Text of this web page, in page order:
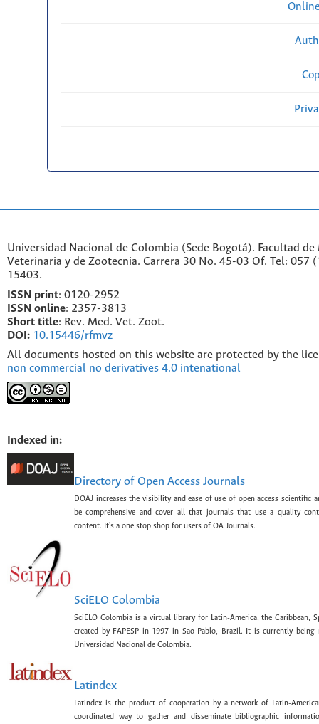
Universidad Nacional de Colombia (Sede Bogotá). Facultad de
Veterinaria y de Zootecnia. Carrera 30 No. 45-03 Of. Tel: 057
15403.
ISSN print: 0120-2952
SSN online: 2357-3813
Short title: Rev. Med. Vet. Zoot.
DOI: 10.15446/rfmvz
All documents hosted on this website are protected by the
non commercial no derivatives 4.0 intenational
Indexed in:
Directory of Open Access Journals
DOAJ increases the visibility and ease of use of open access scientific
be comprehensive and cover all that journals that use a quality
content. It's a one stop shop for users of OA Journals.
SciELO Colombia
SciELO Colombia is a virtual library for Latin-America, the Caribbean,
created by FAPESP in 1997 in Sao Pablo, Brazil. It is currently being
Universidad Nacional de Colombia.
Latindex
Latindex is the product of cooperation by a network of Latin-
coordinated way to gather and disseminate bibliographic